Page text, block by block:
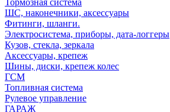
Тормозная система
ШС, наконечники, аксессуары
Фитинги, шланги.
Электросистема, приборы, дата-логгеры
Кузов, стекла, зеркала
Аксессуары, крепеж
Шины, диски, крепеж колес
ГСМ
Топливная система
Рулевое управление
ГАРАЖ